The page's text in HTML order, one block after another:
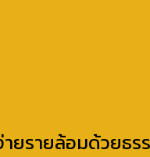
ายล้อมด้วยธร